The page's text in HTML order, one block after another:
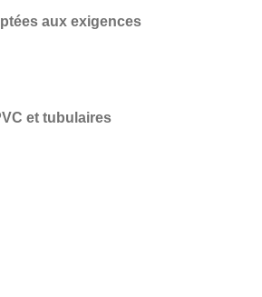
aux exigences
et tubulaires